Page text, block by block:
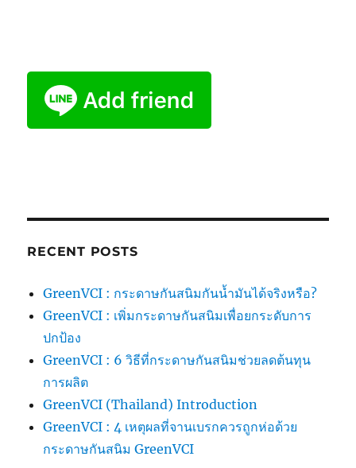
RECENT POSTS
GreenVCI : กระดาษกันสนิมกันน้ำมันได้จริงหรือ?
GreenVCI : เพิ่มกระดาษกันสนิมเพื่อยกระดับการ
ปกป้อง
GreenVCI : 6 วิธีที่กระดาษกันสนิมช่วยลดต้นทุน
การผลิต
GreenVCI (Thailand) Introduction
GreenVCI : 4 เหตุผลที่จานเบรกควรถูกห่อด้วย
กระดาษกันสนิม GreenVCI